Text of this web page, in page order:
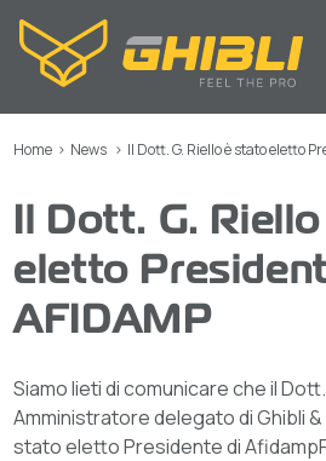
Home > News > Il Dott. G. Riello è stato eletto
Il Dott. G.
eletto
AFIDAMP
Siamo lieti di comunicare che il
Amministratore delegato di Ghibli &
stato eletto Presidente di